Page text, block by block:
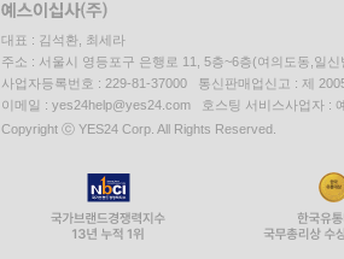
대표 : 김석환, 최세라
주소 : 서울시 영등포구 은행로 11, 5층~6층(여의도동,일신
사업자등록번호 : 229-81-37000 통신판매업신고 : 제
이메일 : yes24help@yes24.com 호스팅 서비스사업자 :
Copyright ⓒ YES24 Corp. All Rights Reserved.